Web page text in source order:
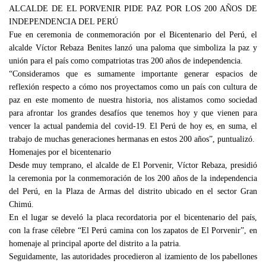
ALCALDE DE EL PORVENIR PIDE PAZ POR LOS 200 AÑOS DE
INDEPENDENCIA DEL PERÚ
Fue en ceremonia de conmemoración por el Bicentenario del Perú, el
alcalde Víctor Rebaza Benites lanzó una paloma que simboliza la paz y
unión para el país como compatriotas tras 200 años de independencia.
“Consideramos que es sumamente importante generar espacios de
reflexión respecto a cómo nos proyectamos como un país con cultura de
paz en este momento de nuestra historia, nos alistamos como sociedad
para afrontar los grandes desafíos que tenemos hoy y que vienen para
vencer la actual pandemia del covid-19. El Perú de hoy es, en suma, el
trabajo de muchas generaciones hermanas en estos 200 años”, puntualizó.
Homenajes por el bicentenario
Desde muy temprano, el alcalde de El Porvenir, Víctor Rebaza, presidió
la ceremonia por la conmemoración de los 200 años de la independencia
del Perú, en la Plaza de Armas del distrito ubicado en el sector Gran
Chimú.
En el lugar se develó la placa recordatoria por el bicentenario del país,
con la frase célebre “El Perú camina con los zapatos de El Porvenir”, en
homenaje al principal aporte del distrito a la patria.
Seguidamente, las autoridades procedieron al izamiento de los pabellones